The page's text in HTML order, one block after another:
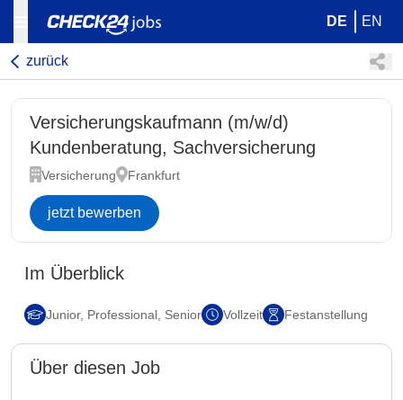
DE EN
zurück
Versicherungskaufmann (m/w/d)
Kundenberatung, Sachversicherung
Versicherung Frankfurt
jetzt bewerben
Im Überblick
Junior, Professional, Senior Vollzeit Festanstellung
Über diesen Job